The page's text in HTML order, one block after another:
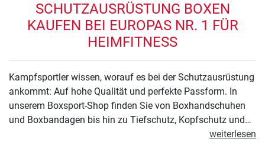
SCHUTZAUSRÜSTUNG BOXEN
KAUFEN BEI EUROPAS NR. 1 FÜR
HEIMFITNESS
Kampfsportler wissen, worauf es bei der Schutzausrüstung
ankommt: Auf hohe Qualität und perfekte Passform. In
unserem Boxsport-Shop finden Sie von Boxhandschuhen
und Boxbandagen bis hin zu Tiefschutz, Kopfschutz und
Mundschutz zuverlässiges Box-Equipment für Einsteiger,
weiterlesen